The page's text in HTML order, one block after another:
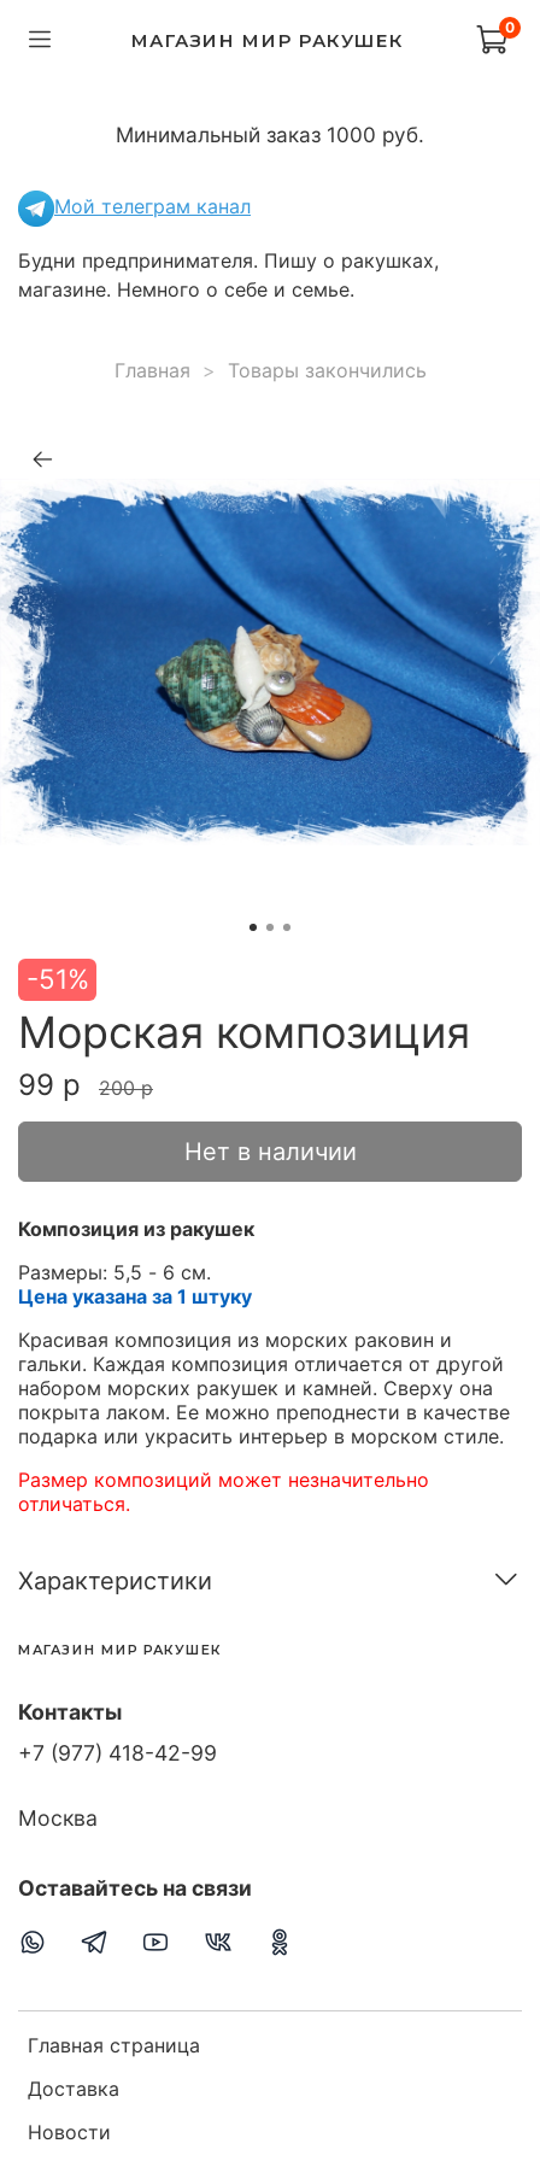
МАГАЗИН МИР РАКУШЕК
0
Минимальный заказ 1000 руб.
Мой телеграм канал
Будни предпринимателя. Пишу о ракушках,
магазине. Немного о себе и семье.
Главная Товары закончились
-51%
Морская композиция
99 р 200 р
Нет в наличии
Композиция из ракушек
Размеры: 5,5 - 6 см.
Цена указана за 1 штуку
Красивая композиция из морских раковин и
гальки. Каждая композиция отличается от другой
набором морских ракушек и камней. Сверху она
покрыта лаком. Ее можно преподнести в качестве
подарка или украсить интерьер в морском стиле.
Размер композиций может незначительно
отличаться.
Характеристики
МАГАЗИН МИР РАКУШЕК
Главная страница
Доставка
Новости
Контакты
+7 (977) 418-42-99
Москва
Оставайтесь на связи